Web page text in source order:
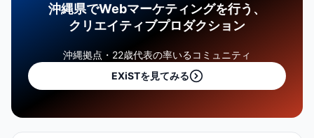
沖縄県でWebマーケティングを行う、
クリエイティブプロダクション
沖縄拠点・22歳代表の率いるコミュニティ
EXiSTを見てみる